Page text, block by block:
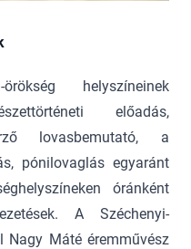
helyszíneinek
előadás,
lovasbemutató, a
pónilovaglás egyaránt
óránként
A Széchenyi-
Máté éremművész